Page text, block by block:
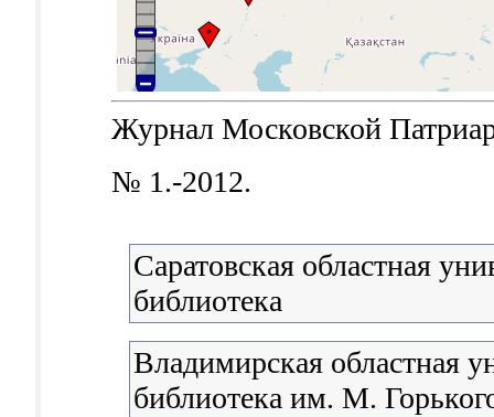
Журнал Московской
№ 1.-2012.
Саратовская областная
библиотека
Владимирская областная
библиотека им. М.